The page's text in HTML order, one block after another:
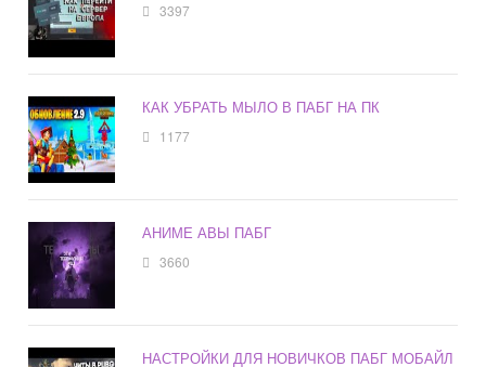
3397
КАК УБРАТЬ МЫЛО В ПАБГ НА ПК
1177
АНИМЕ АВЫ ПАБГ
3660
НАСТРОЙКИ ДЛЯ НОВИЧКОВ ПАБГ МОБАЙЛ